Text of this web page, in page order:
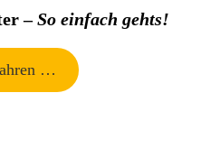
– So einfach gehts!
…